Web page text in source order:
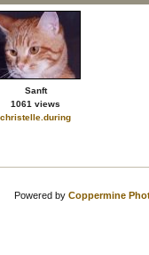
Sanft
1061 views
christelle.during
Powered by Coppermine